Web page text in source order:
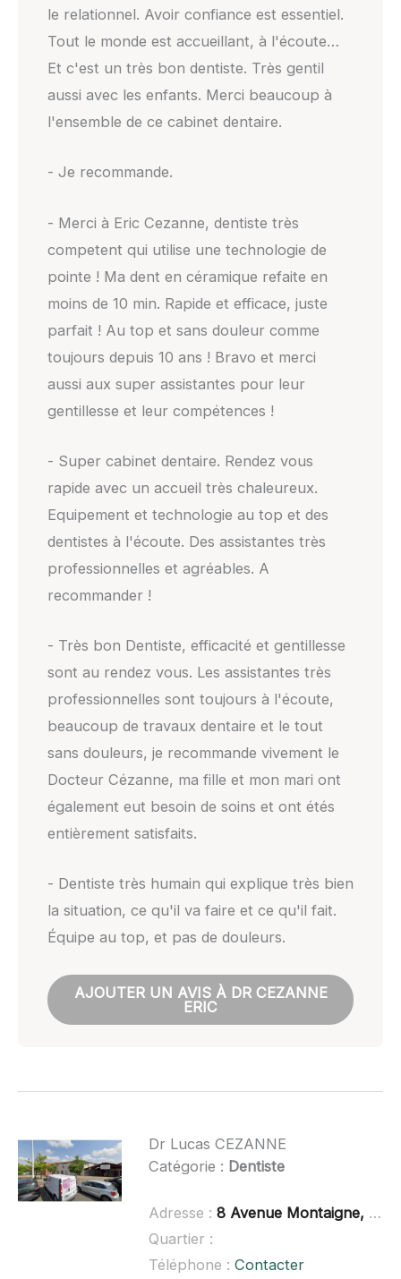
le relationnel. Avoir confiance est essentiel.
Tout le monde est accueillant, à l'écoute…
Et c'est un très bon dentiste. Très gentil
aussi avec les enfants. Merci beaucoup à
l'ensemble de ce cabinet dentaire.
- Je recommande.
- Merci à Eric Cezanne, dentiste très
competent qui utilise une technologie de
pointe ! Ma dent en céramique refaite en
moins de 10 min. Rapide et efficace, juste
parfait ! Au top et sans douleur comme
toujours depuis 10 ans ! Bravo et merci
aussi aux super assistantes pour leur
gentillesse et leur compétences !
- Super cabinet dentaire. Rendez vous
rapide avec un accueil très chaleureux.
Equipement et technologie au top et des
dentistes à l'écoute. Des assistantes très
professionnelles et agréables. A
recommander !
- Très bon Dentiste, efficacité et gentillesse
sont au rendez vous. Les assistantes très
professionnelles sont toujours à l'écoute,
beaucoup de travaux dentaire et le tout
sans douleurs, je recommande vivement le
Docteur Cézanne, ma fille et mon mari ont
également eut besoin de soins et ont étés
entièrement satisfaits.
- Dentiste très humain qui explique très bien
la situation, ce qu'il va faire et ce qu'il fait.
Équipe au top, et pas de douleurs.
AJOUTER UN AVIS À DR CEZANNE
ERIC
Dr Lucas CEZANNE
Catégorie : Dentiste
Adresse : 8 Avenue Montaigne, 31830 Plaisance-du-Touch
Quartier :
Téléphone : Contacter